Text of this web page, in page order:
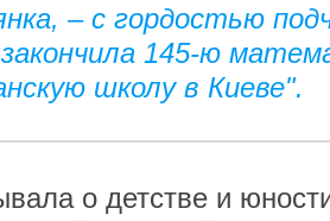
– с гордостью
145-ю
школу в Киеве".
о детстве и